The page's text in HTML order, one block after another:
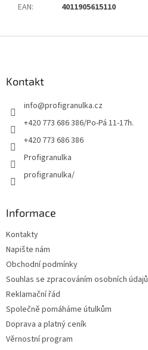
EAN: 4011905615110
Kontakt
info@profigranulka.cz
+420 773 686 386/Po-Pá 11-17h.
+420 773 686 386
Profigranulka
profigranulka/
Informace
Kontakty
Napište nám
Obchodní podmínky
Souhlas se zpracováním osobních údajů
Reklamační řád
Společně pomáháme útulkům
Doprava a platný ceník
Věrnostní program